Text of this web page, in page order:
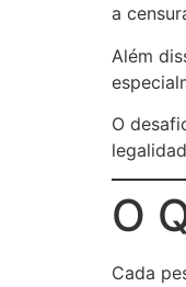
a
Além
O
O
Cada